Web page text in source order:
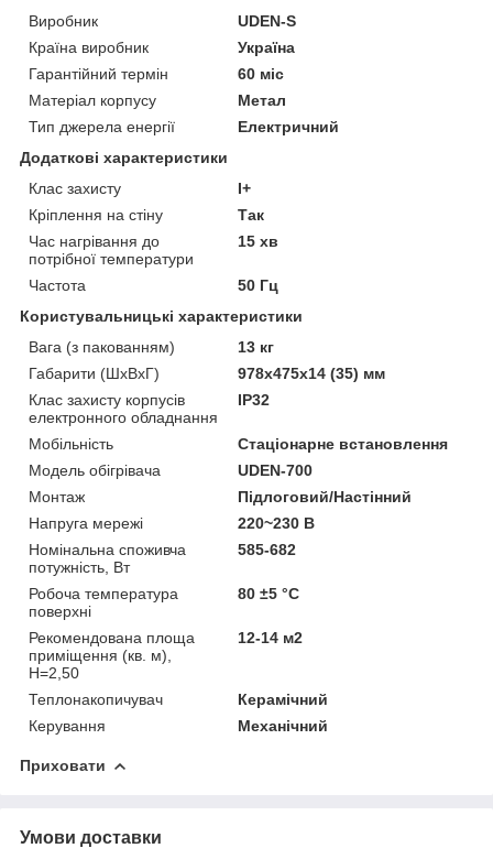
Виробник
UDEN-S
Країна виробник
Україна
Гарантійний термін
60 міс
Матеріал корпусу
Метал
Тип джерела енергії
Електричний
Додаткові характеристики
Клас захисту
I+
Кріплення на стіну
Так
Час нагрівання до
потрібної температури
15 хв
Частота
50 Гц
Користувальницькі характеристики
Вага (з пакованням)
13 кг
Габарити (ШхВхГ)
978х475х14 (35) мм
Клас захисту корпусів
електронного обладнання
IP32
Мобільність
Стаціонарне встановлення
Модель обігрівача
UDEN-700
Монтаж
Підлоговий/Настінний
Напруга мережі
220~230 В
Номінальна споживча
потужність, Вт
585-682
Робоча температура
поверхні
80 ±5 °С
Рекомендована площа
приміщення (кв. м),
H=2,50
12-14 м2
Теплонакопичувач
Керамічний
Керування
Механічний
Приховати
Умови доставки